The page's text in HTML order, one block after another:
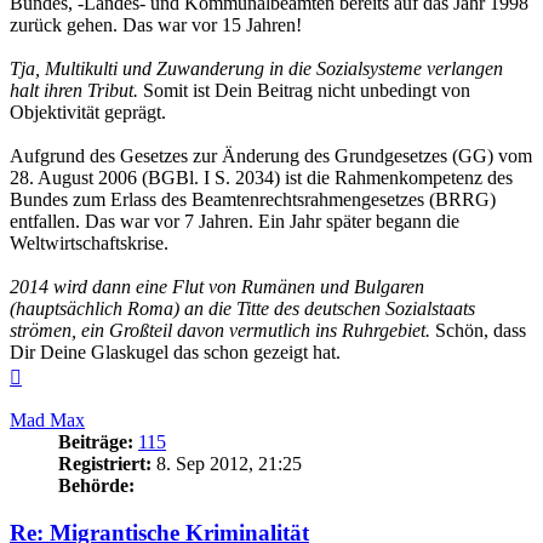
zurück gehen. Das war vor 15 Jahren!
Tja, Multikulti und Zuwanderung in die Sozialsysteme verlangen
halt ihren Tribut. Somit ist Dein Beitrag nicht unbedingt von
Objektivität geprägt.
Aufgrund des Gesetzes zur Änderung des Grundgesetzes (GG) vom
28. August 2006 (BGBl. I S. 2034) ist die Rahmenkompetenz des
Bundes zum Erlass des Beamtenrechtsrahmengesetzes (BRRG)
entfallen. Das war vor 7 Jahren. Ein Jahr später begann die
Weltwirtschaftskrise.
2014 wird dann eine Flut von Rumänen und Bulgaren
(hauptsächlich Roma) an die Titte des deutschen Sozialstaats
strömen, ein Großteil davon vermutlich ins Ruhrgebiet. Schön, dass
Dir Deine Glaskugel das schon gezeigt hat.
Mad Max
Beiträge: 115
Registriert: 8. Sep 2012, 21:25
Behörde:
Re: Migrantische Kriminalität